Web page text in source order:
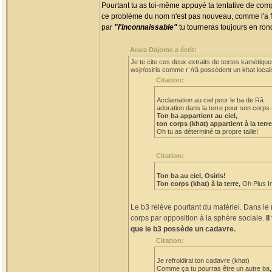
Pourtant tu as toi-même appuyé ta tentative de
ce problème du nom n'est pas nouveau, comme l'a
par "l'Inconnaissable" tu tourneras toujours en
Arara Dajome a écrit:
Je te cite ces deux extraits de textes
wsjr/osiris comme rʿ/râ possèdent un khat
Citation:
Acclamation au ciel pour le ba de Râ
adoration dans la terre pour son corps
Ton ba appartient au ciel,
ton corps (khat) appartient à la
Oh tu as déterminé ta propre taille!
Citation:
Ton ba au ciel, Osiris!
Ton corps (khat) à la terre, Oh Plus
Le b3 relève pourtant du matériel. Dans
corps par opposition à la sphère sociale.
que le b3 possède un cadavre.
Citation:
Je refroidirai ton cadavre (khat)
Comme ça tu pourras être un autre